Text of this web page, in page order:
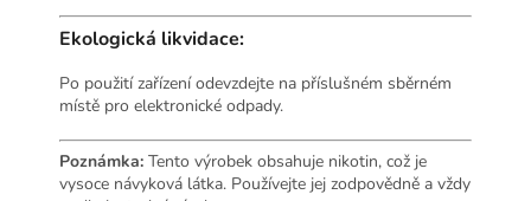
Ekologická likvidace:
Po použití zařízení odevzdejte na příslušném sběrném
místě pro elektronické odpady.
Poznámka: Tento výrobek obsahuje nikotin, což je
vysoce návyková látka. Používejte jej zodpovědně a vždy